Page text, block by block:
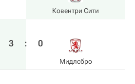
Ковентри Сити
3 : 0
Мидлсбро